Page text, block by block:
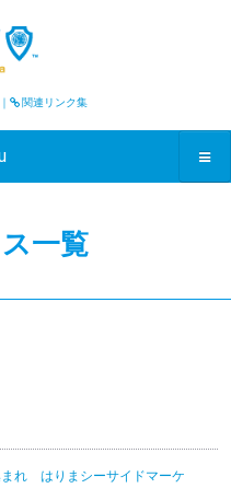
｜ 関連リンク集
一覧
まれ はりまシーサイドマーケ